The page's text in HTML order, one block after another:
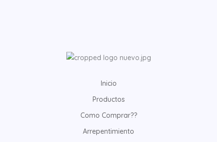
Inicio
Productos
Como Comprar??
Arrepentimiento